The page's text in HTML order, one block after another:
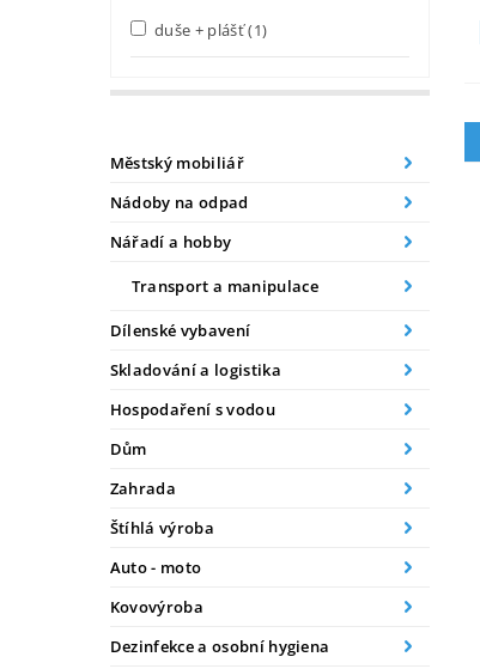
duše + plášť(1)
Městský mobiliář
Nádoby na odpad
Nářadí a hobby
Transport a manipulace
Dílenské vybavení
Skladování a logistika
Hospodaření s vodou
Dům
Zahrada
Štíhlá výroba
Auto - moto
Kovovýroba
Dezinfekce a osobní hygiena